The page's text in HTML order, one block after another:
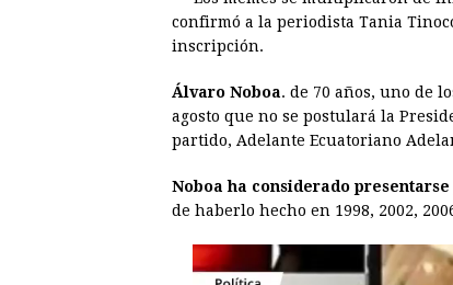
o
k
g
r
p
s
e
t
confirmó a la periodista Tania
inscripción.
Álvaro Noboa. de 70 años, uno de
agosto que no se postulará la
partido, Adelante Ecuatoriano
Noboa ha considerado
de haberlo hecho en 1998, 2002,